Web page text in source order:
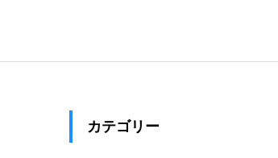
カテゴリー